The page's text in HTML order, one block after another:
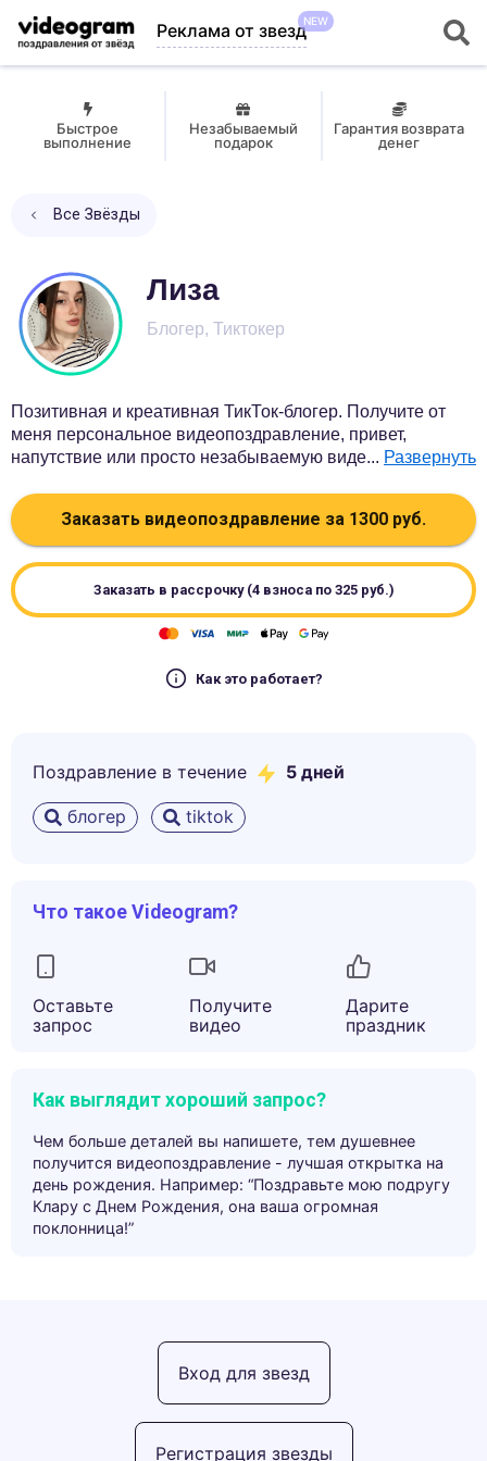
Реклама от звездNEW
Быстрое
выполнение
Незабываемый
подарок
Гарантия возврата
денег
Все Звёзды
Лиза
Блогер, Тиктокер
Позитивная и креативная ТикТок-блогер. Получите от
меня персональное видеопоздравление, привет,
напутствие или просто незабываемую виде... Развернуть
Заказать видеопоздравление за 1300 руб.
Заказать в рассрочку (4 взноса по 325руб.)
Как это работает?
Поздравление в течение 5 дней
блогер tiktok
Что такое Videogram?
Оставьте
запрос
Получите
видео
Дарите
праздник
Как выглядит хороший запрос?
Чем больше деталей вы напишете, тем душевнее
получится видеопоздравление - лучшая открытка на
день рождения. Например: “Поздравьте мою подругу
Клару с Днем Рождения, она ваша огромная
поклонница!”
Регистрация звезды
Вход для звезд